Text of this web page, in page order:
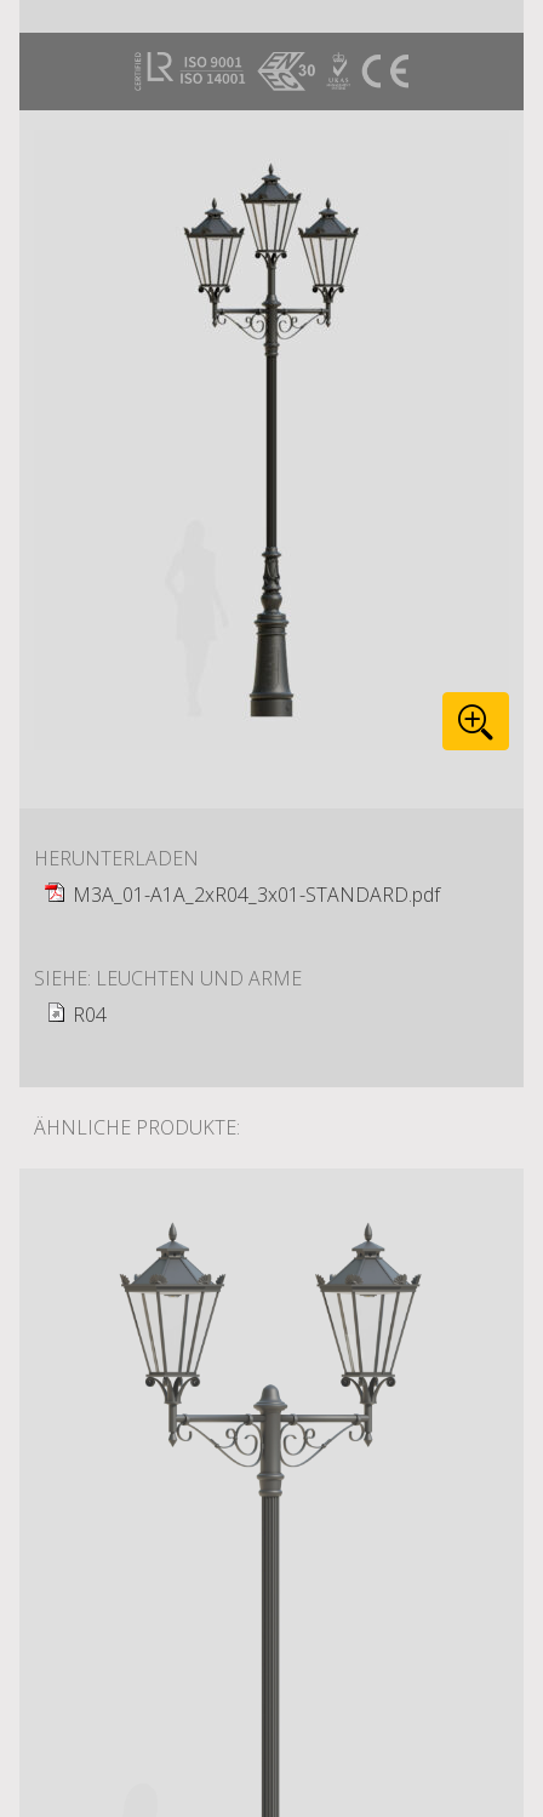
HERUNTERLADEN
M3A_01-A1A_2xR04_3x01-STANDARD.pdf
SIEHE: LEUCHTEN UND ARME
R04
ÄHNLICHE PRODUKTE: